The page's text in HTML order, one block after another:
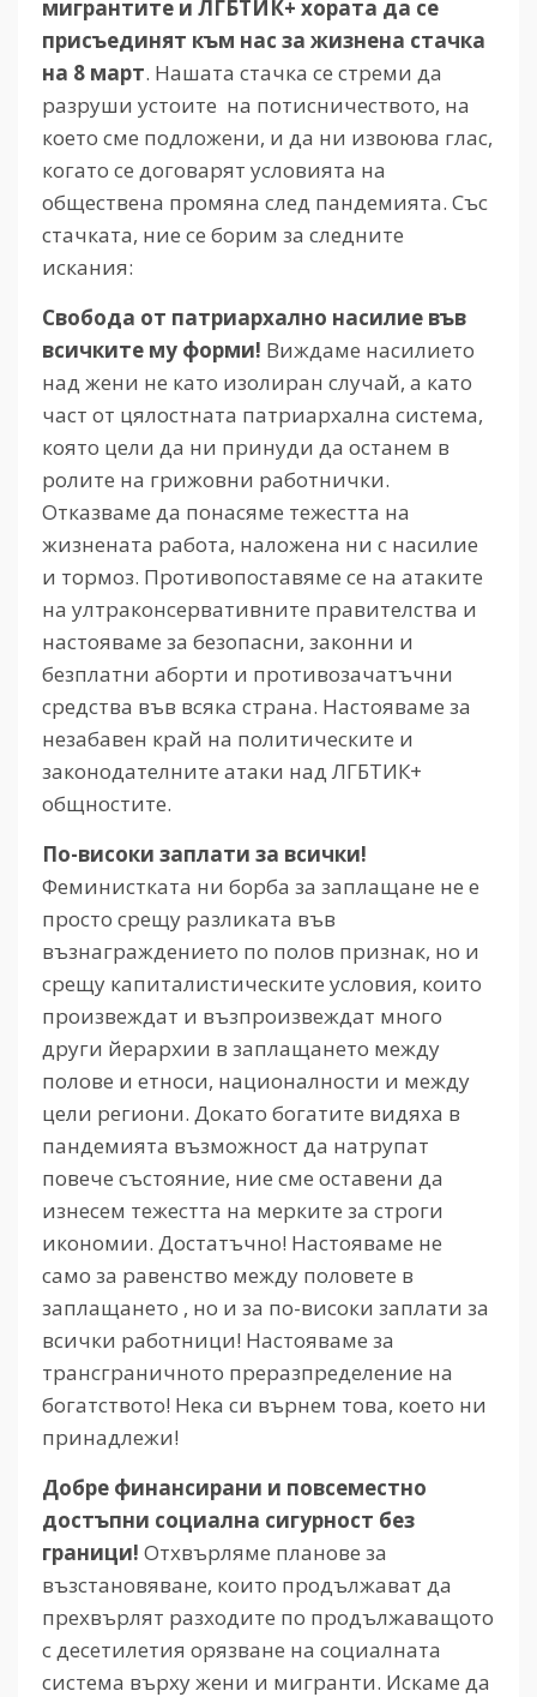
мигрантите и ЛГБТИК+ хората да се
присъединят към нас за жизнена стачка
на 8 март. Нашата стачка се стреми да
разруши устоите на потисничеството, на
което сме подложени, и да ни извоюва глас,
когато се договарят условията на
обществена промяна след пандемията. Със
стачката, ние се борим за следните
искания:
Свобода от патриархално насилие във
всичките му форми! Виждаме насилието
над жени не като изолиран случай, а като
част от цялостната патриархална система,
която цели да ни принуди да останем в
ролите на грижовни работнички.
Отказваме да понасяме тежестта на
жизнената работа, наложена ни с насилие
и тормоз. Противопоставяме се на атаките
на ултраконсервативните правителства и
настояваме за безопасни, законни и
безплатни аборти и противозачатъчни
средства във всяка страна. Настояваме за
незабавен край на политическите и
законодателните атаки над ЛГБТИК+
общностите.
По-високи заплати за всички!
Феминистката ни борба за заплащане не е
просто срещу разликата във
възнаграждението по полов признак, но и
срещу капиталистическите условия, които
произвеждат и възпроизвеждат много
други йерархии в заплащането между
полове и етноси, националности и между
цели региони. Докато богатите видяха в
пандемията възможност да натрупат
повече състояние, ние сме оставени да
изнесем тежестта на мерките за строги
икономии. Достатъчно! Настояваме не
само за равенство между половете в
заплащането , но и за по-високи заплати за
всички работници! Настояваме за
трансграничното преразпределение на
богатството! Нека си върнем това, което ни
принадлежи!
Добре финансирани и повсеместно
достъпни социална сигурност без
граници! Отхвърляме планове за
възстановяване, които продължават да
прехвърлят разходите по продължаващото
с десетилетия орязване на социалната
система върху жени и мигранти. Искаме да